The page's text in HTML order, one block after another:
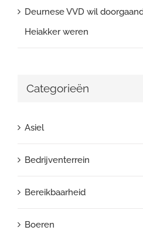
Deurnese VVD wil
Heiakker weren
Categorieën
Asiel
Bedrijventerrein
Bereikbaarheid
Boeren